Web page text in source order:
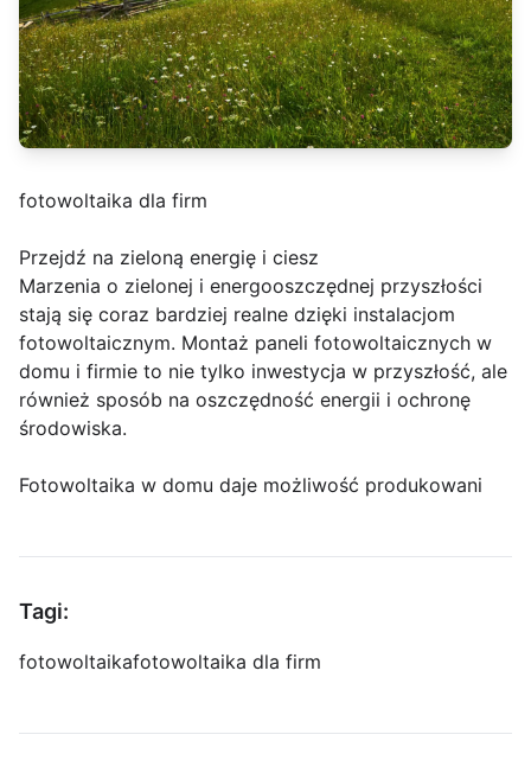
fotowoltaika dla firm
Przejdź na zieloną energię i ciesz
Marzenia o zielonej i energooszczędnej przyszłości
stają się coraz bardziej realne dzięki instalacjom
fotowoltaicznym. Montaż paneli fotowoltaicznych w
domu i firmie to nie tylko inwestycja w przyszłość, ale
również sposób na oszczędność energii i ochronę
środowiska.
Fotowoltaika w domu daje możliwość produkowani
Tagi:
fotowoltaikafotowoltaika dla firm